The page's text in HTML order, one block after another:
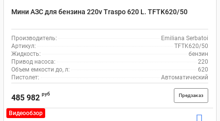
Мини АЗС для бензина 220v Traspo 620 L. TFTK620/50
Производитель:
Emiliana Serbatoi
Артикул:
TFTK620/50
Жидкость:
бензин
Привод насоса:
220
Объем емкости до, л:
620
Пистолет:
Автоматический
485 982 руб Предзаказ
Видеообзор